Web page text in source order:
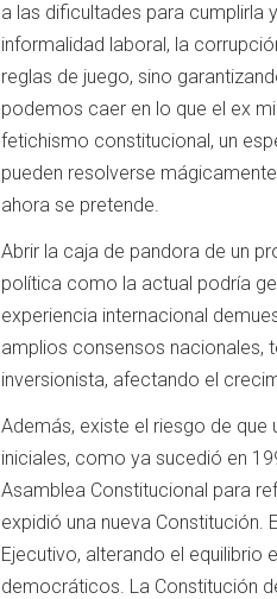
a las dificultades para cumplirla
informalidad laboral, la
reglas de juego, sino
podemos caer en lo que el ex
fetichismo constitucional, un
pueden resolverse
ahora se pretende.
Abrir la caja de pandora de un
política como la actual podría
experiencia internacional
amplios consensos nacionales,
inversionista, afectando el
Además, existe el riesgo de
iniciales, como ya sucedió en
Asamblea Constitucional para
expidió una nueva
Ejecutivo, alterando el
democráticos. La Constitución